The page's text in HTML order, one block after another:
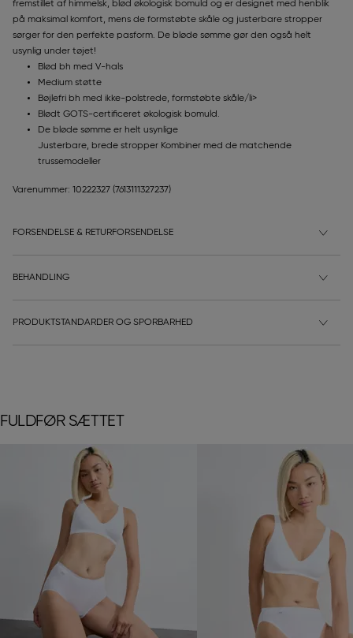
fremstillet af himmelsk, blød økologisk bomuld og er designet med henblik
på maksimal komfort, mens de formstøbte skåle og justerbare stropper
sørger for den perfekte pasform. De bløde sømme gør den også helt
usynlig under tøjet!
Blød bh med V-hals
Medium støtte
Bøjlefri bh med ikke-polstrede, formstøbte skåle/li>
Blødt GOTS-certificeret økologisk bomuld.
De bløde sømme er helt usynlige
Justerbare, brede stropper Kombiner med de matchende
trussemodeller
Varenummer: 10222327 (7613111327237)
FORSENDELSE & RETURFORSENDELSE
BEHANDLING
PRODUKTSTANDARDER OG SPORBARHED
FULDFØR SÆTTET